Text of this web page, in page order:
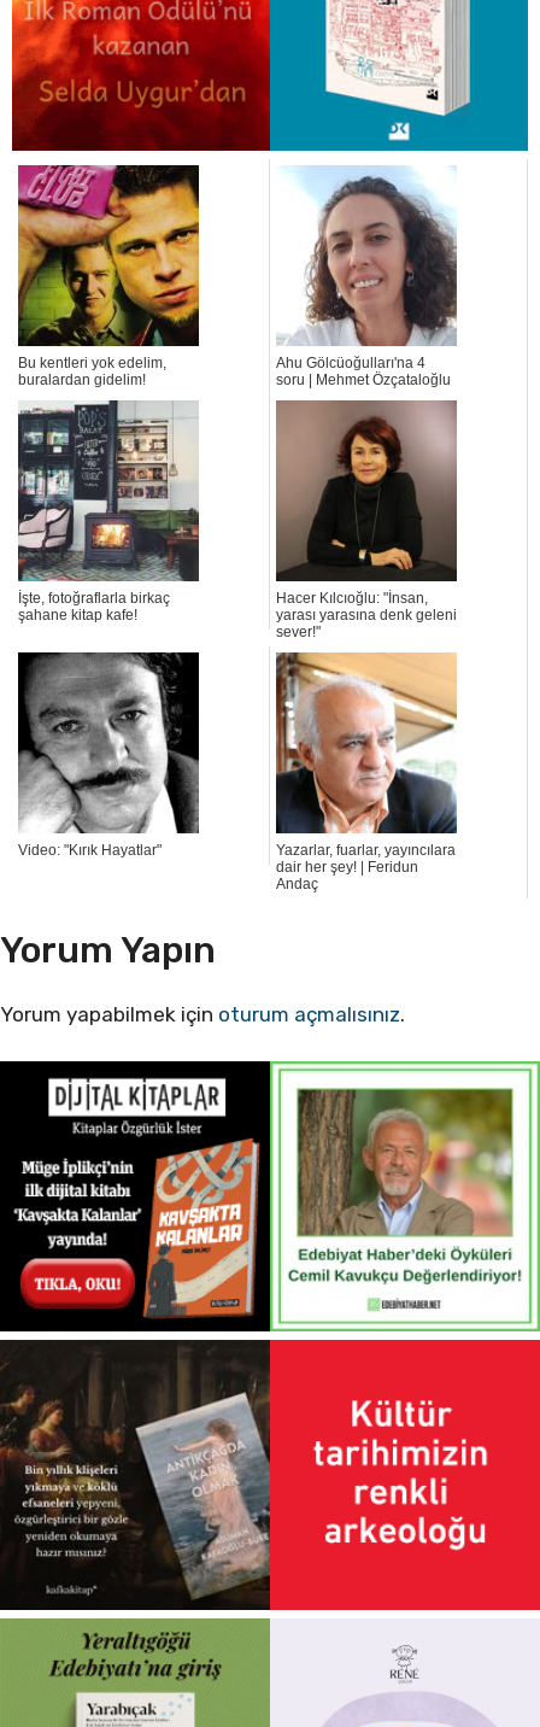
Bu kentleri yok edelim,
buralardan gidelim!
Ahu Gölcüoğulları'na 4
soru | Mehmet Özçataloğlu
İşte, fotoğraflarla birkaç
şahane kitap kafe!
Hacer Kılcıoğlu: "İnsan,
yarası yarasına denk geleni
sever!"
Video: "Kırık Hayatlar"
Yazarlar, fuarlar, yayıncılara
dair her şey! | Feridun
Andaç
Yorum Yapın
Yorum yapabilmek için oturum açmalısınız.